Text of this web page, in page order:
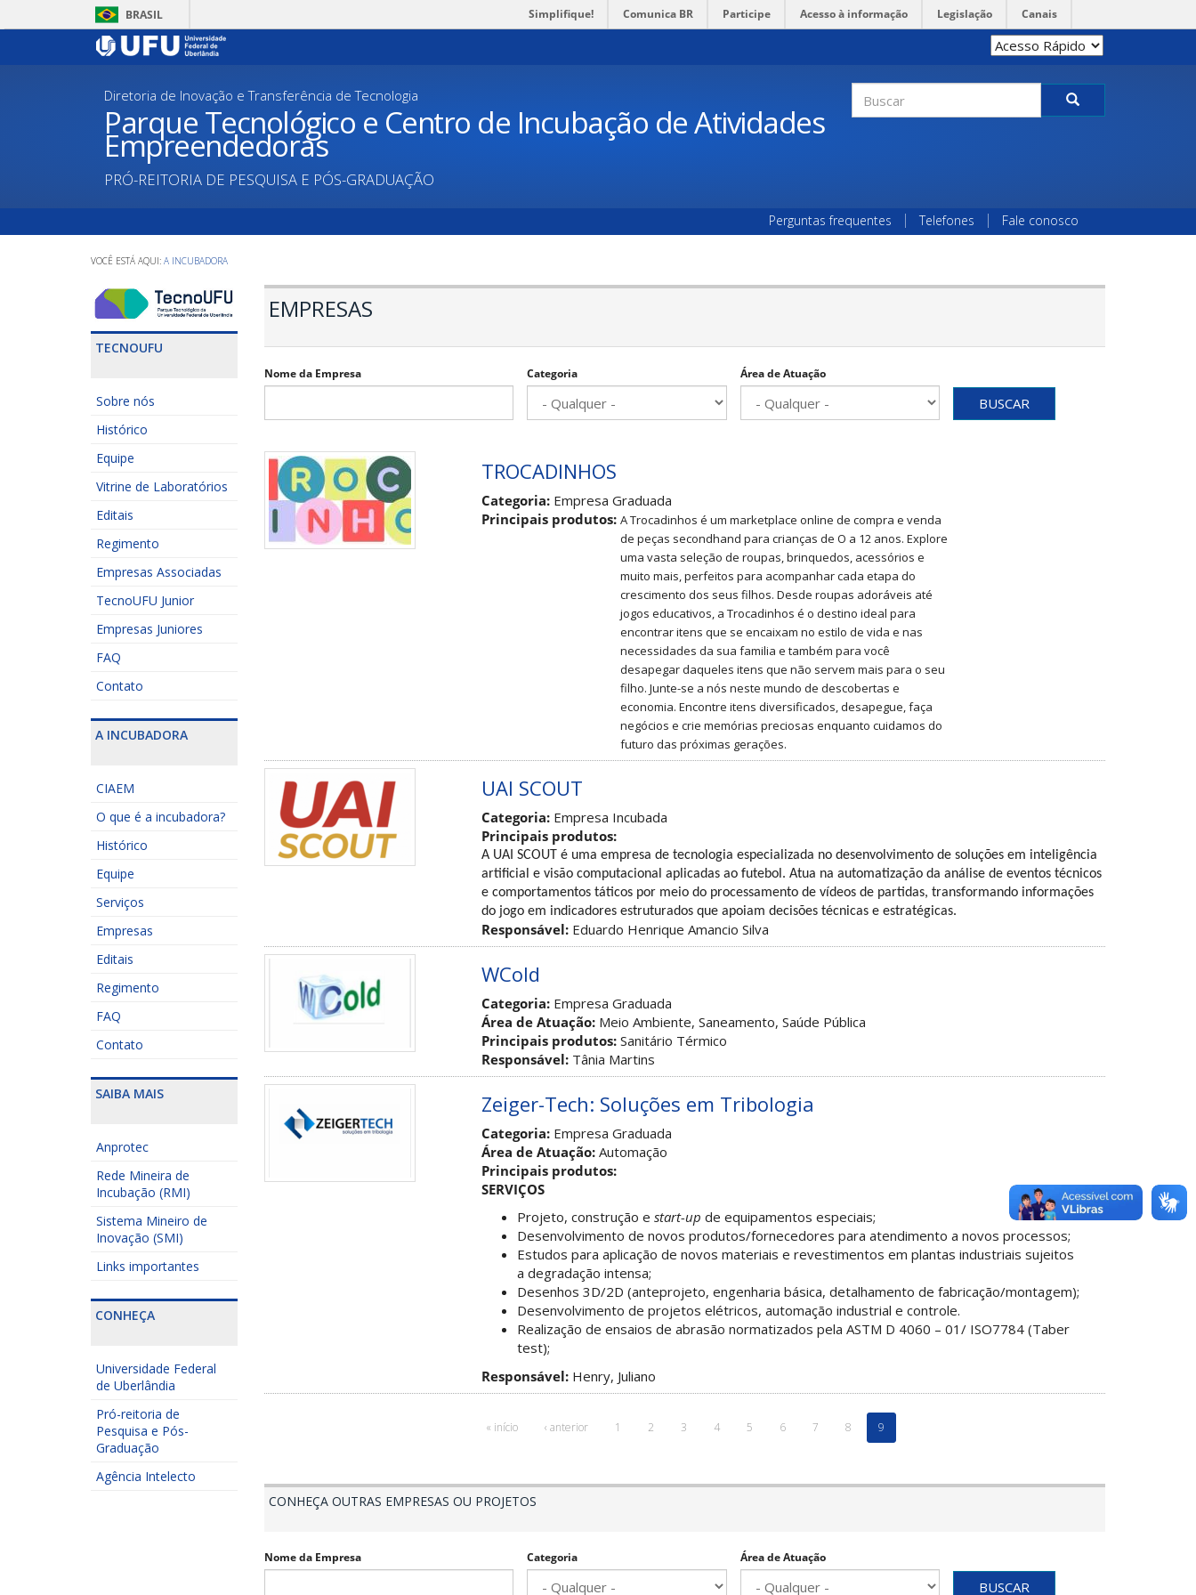
para
BRASIL Simplifique! Comunica BR Participe Acesso à informação Legislação Canais
Diretoria de Inovação e Transferência de Tecnologia
Parque Tecnológico e Centro de Incubação de Atividades
Empreendedoras
PRÓ-REITORIA DE PESQUISA E PÓS-GRADUAÇÃO
Formulário
de
Perguntas frequentes Telefones Fale conosco
A INCUBADORA
TECNOUFU
Sobre nós
Histórico
Equipe
Vitrine de Laboratórios
Editais
Regimento
Empresas Associadas
TecnoUFU Junior
Empresas Juniores
FAQ
Contato
A INCUBADORA
CIAEM
O que é a incubadora?
Histórico
Equipe
Serviços
Empresas
Editais
Regimento
FAQ
Contato
SAIBA MAIS
Anprotec
Rede Mineira de
Incubação (RMI)
Sistema Mineiro de
Inovação (SMI)
Links importantes
CONHEÇA
Universidade Federal
de Uberlândia
Pró-reitoria de
Pesquisa e Pós-
Graduação
Agência Intelecto
EMPRESAS
Nome da Empresa Categoria Área de Atuação
BUSCAR
TROCADINHOS
Categoria: Empresa Graduada
Principais produtos: A Trocadinhos é um marketplace online de compra e venda
de peças secondhand para crianças de O a 12 anos. Explore
uma vasta seleção de roupas, brinquedos, acessórios e
muito mais, perfeitos para acompanhar cada etapa do
crescimento dos seus filhos. Desde roupas adoráveis até
jogos educativos, a Trocadinhos é o destino ideal para
encontrar itens que se encaixam no estilo de vida e nas
necessidades da sua familia e também para você
desapegar daqueles itens que não servem mais para o seu
filho. Junte-se a nós neste mundo de descobertas e
economia. Encontre itens diversificados, desapegue, faça
negócios e crie memórias preciosas enquanto cuidamos do
futuro das próximas gerações.
UAI SCOUT
Categoria: Empresa Incubada
Principais produtos:
A UAI SCOUT é uma empresa de tecnologia especializada no desenvolvimento de soluções em inteligência
artificial e visão computacional aplicadas ao futebol. Atua na automatização da análise de eventos técnicos
e comportamentos táticos por meio do processamento de vídeos de partidas, transformando informações
do jogo em indicadores estruturados que apoiam decisões técnicas e estratégicas.
Responsável: Eduardo Henrique Amancio Silva
WCold
Categoria: Empresa Graduada
Área de Atuação: Meio Ambiente, Saneamento, Saúde Pública
Principais produtos: Sanitário Térmico
Responsável: Tânia Martins
Zeiger-Tech: Soluções em Tribologia
Categoria: Empresa Graduada
Área de Atuação: Automação
Principais produtos:
SERVIÇOS
Projeto, construção e start-up de equipamentos especiais;
Desenvolvimento de novos produtos/fornecedores para atendimento a novos processos;
Estudos para aplicação de novos materiais e revestimentos em plantas industriais sujeitos
a degradação intensa;
Desenhos 3D/2D (anteprojeto, engenharia básica, detalhamento de fabricação/montagem);
Desenvolvimento de projetos elétricos, automação industrial e controle.
Realização de ensaios de abrasão normatizados pela ASTM D 4060 – 01/ ISO7784 (Taber
test);
Responsável: Henry, Juliano
« início ‹ anterior 1 2 3 4 5 6 7 8 9
CONHEÇA OUTRAS EMPRESAS OU PROJETOS
Nome da Empresa Categoria Área de Atuação
BUSCAR